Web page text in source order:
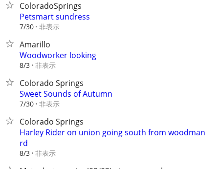
ColoradoSprings
Petsmart sundress
7/30 非表示
Amarillo
Woodworker looking
8/3 非表示
Colorado Springs
Sweet Sounds of Autumn
7/30 非表示
Colorado Springs
Harley Rider on union going south from woodman
rd
8/3 非表示